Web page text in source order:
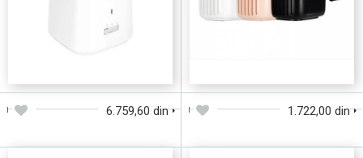
6.759,60 din 1.722,00 din